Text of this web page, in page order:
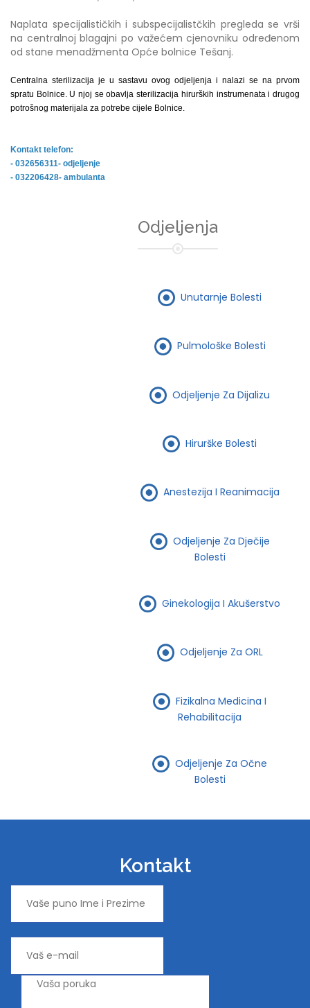
Naplata specijalističkih i subspecijalistčkih pregleda se vrši
na centralnoj blagajni po važećem cjenovniku određenom
od stane menadžmenta Opće bolnice Tešanj.
Centralna sterilizacija je u sastavu ovog odjeljenja i nalazi se na prvom
spratu Bolnice. U njoj se obavlja sterilizacija hirurških instrumenata i drugog
potrošnog materijala za potrebe cijele Bolnice.
Kontakt telefon:
- 032656311- odjeljenje
- 032206428- ambulanta
Odjeljenja
Unutarnje Bolesti
Pulmološke Bolesti
Odjeljenje Za Dijalizu
Hirurške Bolesti
Anestezija I Reanimacija
Odjeljenje Za Dječije
Bolesti
Ginekologija I Akušerstvo
Odjeljenje Za ORL
Fizikalna Medicina I
Rehabilitacija
Odjeljenje Za Očne
Bolesti
Kontakt